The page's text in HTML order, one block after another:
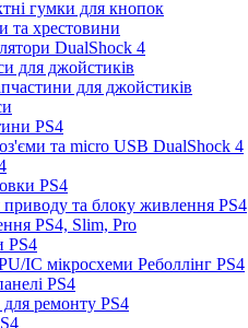
гумки для кнопок
та хрестовини
DualShock 4
для джойстиків
для джойстиків
PS4
та micro USB DualShock 4
PS4
та блоку живлення PS4
PS4, Slim, Pro
PS4
IC мікросхеми Реболлінг PS4
PS4
ремонту PS4